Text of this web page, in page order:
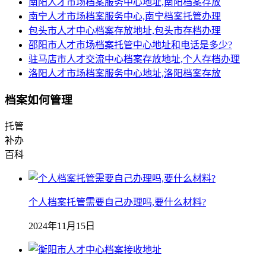
南阳人才市场档案服务中心地址,南阳档案存放
南宁人才市场档案服务中心,南宁档案托管办理
包头市人才中心档案存放地址,包头市存档办理
邵阳市人才市场档案托管中心地址和电话是多少?
驻马店市人才交流中心档案存放地址,个人存档办理
洛阳人才市场档案服务中心地址,洛阳档案存放
档案如何管理
托管
补办
百科
个人档案托管需要自己办理吗,要什么材料?
2024年11月15日